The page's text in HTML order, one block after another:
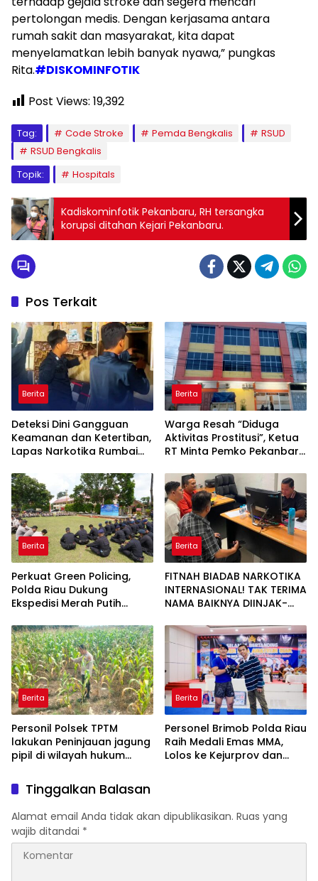
pertolongan medis. Dengan kerjasama antara
rumah sakit dan masyarakat, kita dapat
menyelamatkan lebih banyak nyawa,” pungkas
Rita.#DISKOMINFOTIK
Post Views: 19,392
Tag: Code Stroke Pemda Bengkalis
RSUD
RSUD Bengkalis
Topik:
Hospitals
Kadiskominfotik Pekanbaru, RH tersangka
korupsi ditahan Kejari Pekanbaru.
Pos Terkait
Berita
Deteksi Dini Gangguan
Keamanan dan Ketertiban,
Lapas Narkotika Rumbai
Hunian
Berita
Warga Resah “Diduga
Aktivitas Prostitusi”, Ketua
RT Minta Pemko Pekanbaru
Aktivitas Z Homestay di
Jalan Tanjung Datuk
Berita
Perkuat Green Policing,
Polda Riau Dukung
Ekspedisi Merah Putih
Penanaman Mangrove
Berita
FITNAH BIADAB NARKOTIKA
INTERNASIONAL! TAK TERIMA
NAMA BAIKNYA DIINJAK-
DECLARE WAR: SIAP Bantai
DAN SERET AKUN PEMBUNUH
KARAKTER KE PENJARA
POLDA KEPRI!
Berita
Personil Polsek TPTM
lakukan Peninjauan jagung
pipil di wilayah hukum
Berita
Personel Brimob Polda Riau
Raih Medali Emas MMA,
Lolos ke Kejurprov dan
Tinggalkan Balasan
Alamat email Anda tidak akan dipublikasikan. Ruas yang
wajib ditandai *